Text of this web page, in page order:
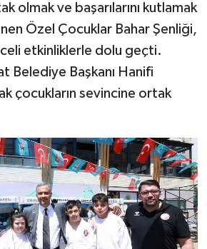
olmak ve başarılarını kutlamak
Özel Çocuklar Bahar Şenliği,
etkinliklerle dolu geçti.
Belediye Başkanı Hanifi
çocukların sevincine ortak